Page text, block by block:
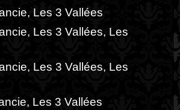
Les 3 Vallées
Les 3 Vallées, Les
Les 3 Vallées, Les
Les 3 Vallées